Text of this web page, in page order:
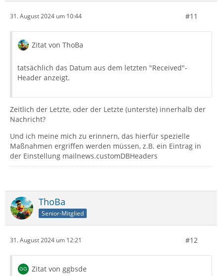
31. August 2024 um 10:44 #11
Zitat von ThoBa
tatsächlich das Datum aus dem letzten "Received"-
Header anzeigt.
Zeitlich der Letzte, oder der Letzte (unterste) innerhalb der
Nachricht?
Und ich meine mich zu erinnern, das hierfür spezielle
Maßnahmen ergriffen werden müssen, z.B. ein Eintrag in
der Einstellung mailnews.customDBHeaders
ThoBa
Senior-Mitglied
31. August 2024 um 12:21 #12
Zitat von ggbsde